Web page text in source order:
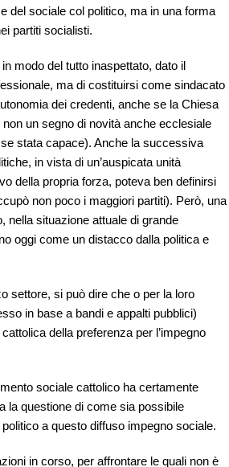
del sociale col politico, ma in una forma
partiti socialisti.
modo del tutto inaspettato, dato il
ma di costituirsi come sindacato
dei credenti, anche se la Chiesa
un segno di novità anche ecclesiale
stata capace). Anche la successiva
in vista di un’auspicata unità
della propria forza, poteva ben definirsi
non poco i maggiori partiti). Però, una
nella situazione attuale di grande
oggi come un distacco dalla politica e
settore, si può dire che o per la loro
in base a bandi e appalti pubblici)
della preferenza per l’impegno
sociale cattolico ha certamente
la questione di come sia possibile
a questo diffuso impegno sociale.
in corso, per affrontare le quali non è